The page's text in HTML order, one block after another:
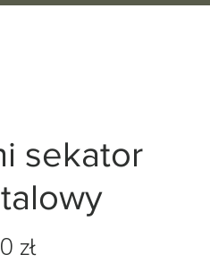
sekator
złCena